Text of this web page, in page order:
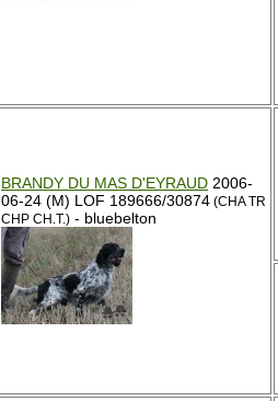
BRANDY DU MAS D'EYRAUD 2006-
06-24 (M) LOF 189666/30874 (CHA TR
CHP CH.T.) - bluebelton